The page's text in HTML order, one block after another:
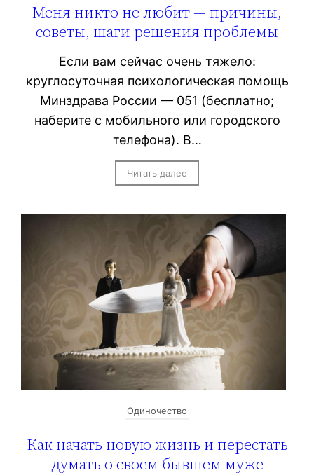
Меня никто не любит — причины,
советы, шаги решения проблемы
Если вам сейчас очень тяжело:
круглосуточная психологическая помощь
Минздрава России — 051 (бесплатно;
наберите с мобильного или городского
телефона). В…
Читать далее
Одиночество
Как начать новую жизнь и перестать
думать о своем бывшем муже